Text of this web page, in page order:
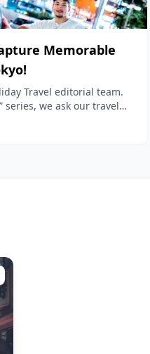
Memorable
Travel editorial team.
series, we ask our travel
planners, to share
products we sell at